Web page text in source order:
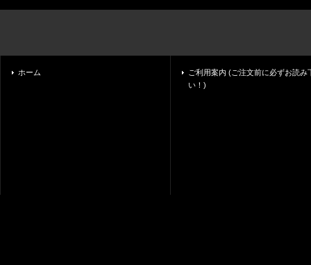
ホーム
ご利用案内 (ご注文前に必ずお読み
い！)